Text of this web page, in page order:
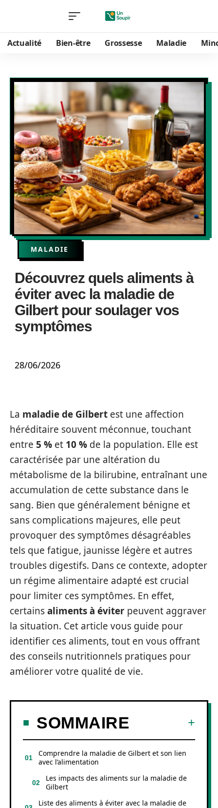
Actualité Bien-être Grossesse Maladie
MALADIE
Découvrez quels aliments à
éviter avec la maladie de
Gilbert pour soulager vos
symptômes
28/06/2026
La maladie de Gilbert est une affection
héréditaire souvent méconnue, touchant
entre 5 % et 10 % de la population. Elle est
caractérisée par une altération du
métabolisme de la bilirubine, entraînant une
accumulation de cette substance dans le
sang. Bien que généralement bénigne et
sans complications majeures, elle peut
provoquer des symptômes désagréables
tels que fatigue, jaunisse légère et autres
troubles digestifs. Dans ce contexte, adopter
un régime alimentaire adapté est crucial
pour limiter ces symptômes. En effet,
certainsaliments à éviter peuvent aggraver
la situation. Cet article vous guide pour
identifier ces aliments, tout en vous offrant
des conseils nutritionnels pratiques pour
améliorer votre qualité de vie.
SOMMAIRE
Comprendre la maladie de Gilbert et son lien
avec l’alimentation
Les impacts des aliments sur la maladie de
Gilbert
Liste des aliments à éviter avec la maladie de